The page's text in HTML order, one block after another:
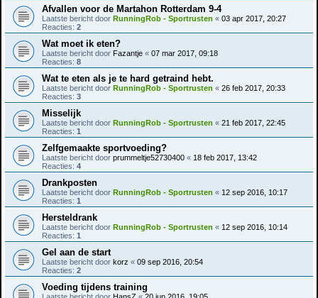
Afvallen voor de Martahon Rotterdam 9-4
Laatste bericht door RunningRob - Sportrusten « 03 apr 2017, 20:27
Reacties: 2
Wat moet ik eten?
Laatste bericht door Fazantje « 07 mar 2017, 09:18
Reacties: 8
Wat te eten als je te hard getraind hebt.
Laatste bericht door RunningRob - Sportrusten « 26 feb 2017, 20:33
Reacties: 3
Misselijk
Laatste bericht door RunningRob - Sportrusten « 21 feb 2017, 22:45
Reacties: 1
Zelfgemaakte sportvoeding?
Laatste bericht door prummeltje52730400 « 18 feb 2017, 13:42
Reacties: 4
Drankposten
Laatste bericht door RunningRob - Sportrusten « 12 sep 2016, 10:17
Reacties: 1
Hersteldrank
Laatste bericht door RunningRob - Sportrusten « 12 sep 2016, 10:14
Reacties: 1
Gel aan de start
Laatste bericht door korz « 09 sep 2016, 20:54
Reacties: 2
Voeding tijdens training